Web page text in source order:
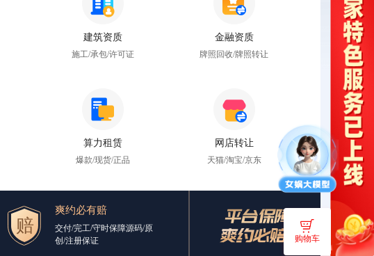
建筑资质
施工/承包/许可证
金融资质
牌照回收/牌照转让
算力租赁
爆款/现货/正品
网店转让
天猫/淘宝/京东
爽约必有赔
交付/完工/守时保障源码/原
创/注册保证
购物车